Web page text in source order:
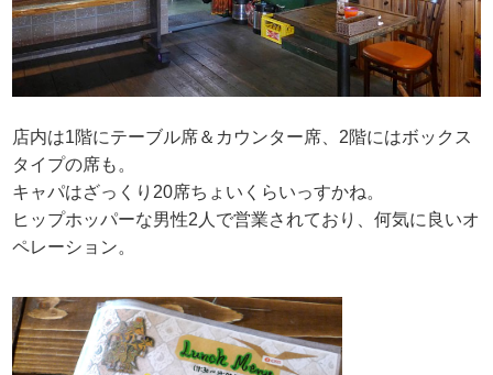
店内は1階にテーブル席＆カウンター席、2階にはボックス
タイプの席も。
キャパはざっくり20席ちょいくらいっすかね。
ヒップホッパーな男性2人で営業されており、何気に良いオ
ペレーション。